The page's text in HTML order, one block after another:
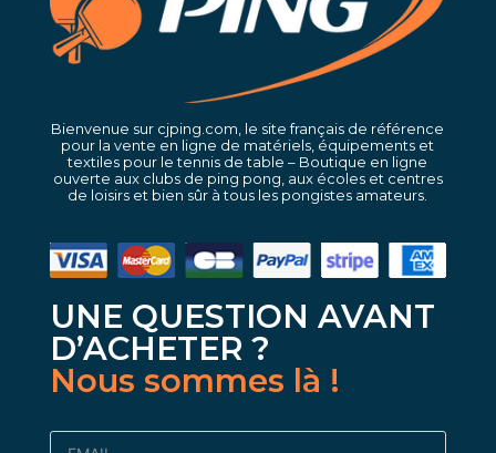
Bienvenue sur cjping.com, le site français de référence
pour la vente en ligne de matériels, équipements et
textiles pour le tennis de table – Boutique en ligne
ouverte aux clubs de ping pong, aux écoles et centres
de loisirs et bien sûr à tous les pongistes amateurs.
UNE QUESTION AVANT
D’ACHETER ?
Nous sommes là !